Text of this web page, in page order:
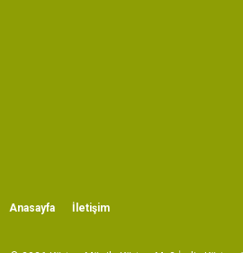
Anasayfa İletişim